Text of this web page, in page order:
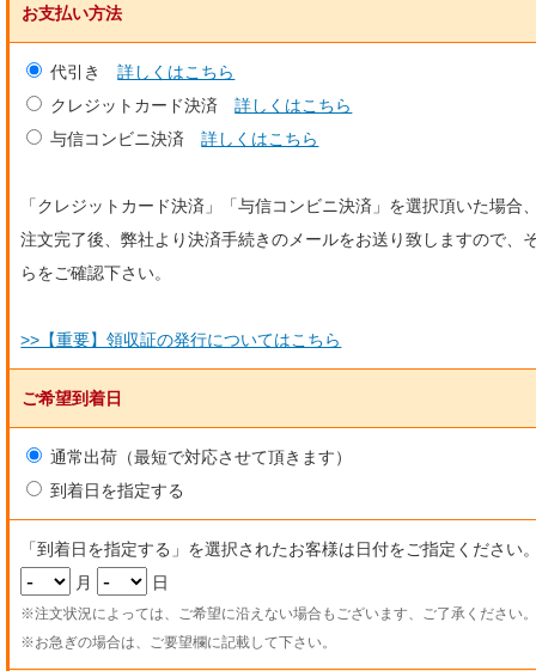
お支払い方法
代引き詳しくはこちら
クレジットカード決済詳しくはこちら
与信コンビニ決済詳しくはこちら
「クレジットカード決済」「与信コンビニ決済」を選択頂いた場合
注文完了後、弊社より決済手続きのメールをお送り致しますので、
らをご確認下さい。
>>【重要】領収証の発行についてはこちら
ご希望到着日
通常出荷（最短で対応させて頂きます）
到着日を指定する
「到着日を指定する」を選択されたお客様は日付をご指定ください
月
日
※注文状況によっては、ご希望に沿えない場合もございます、ご了承ください
※お急ぎの場合は、ご要望欄に記載して下さい。